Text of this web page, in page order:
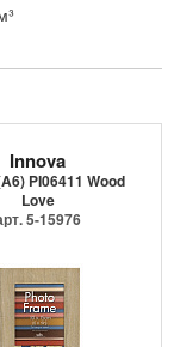
Innova
PI06411 Wood
Love
5-15976